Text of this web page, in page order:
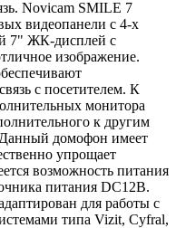
Novicam SMILE 7
видеопанели с 4-х
7" ЖК-дисплей с
изображение.
с посетителем. К
монитора
к другим
домофон имеет
упрощает
возможность питания
питания DC12В.
для работы с
типа Vizit, Cyfral,